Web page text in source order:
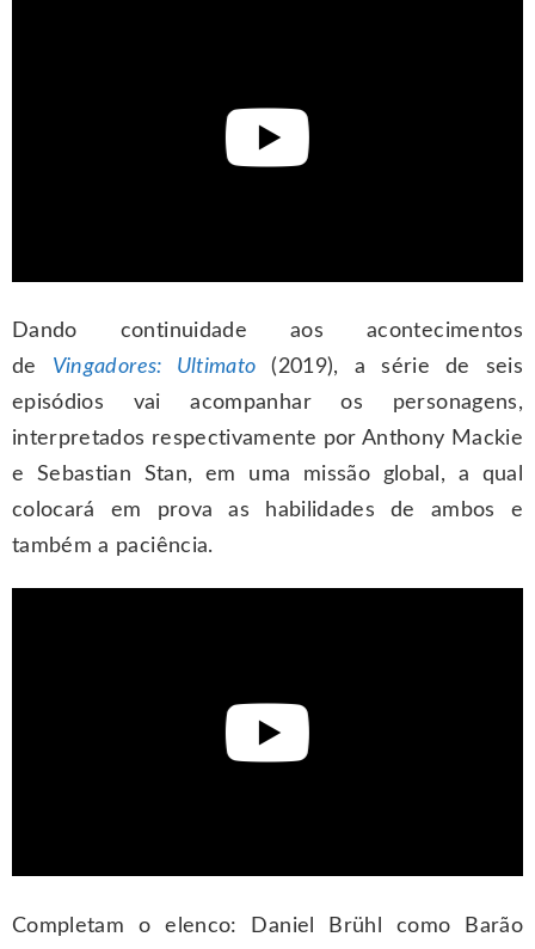
Dando continuidade aos acontecimentos
de Vingadores: Ultimato (2019), a série de seis
episódios vai acompanhar os personagens,
interpretados respectivamente por Anthony Mackie
e Sebastian Stan, em uma missão global, a qual
colocará em prova as habilidades de ambos e
também a paciência.
Completam o elenco: Daniel Brühl como Barão